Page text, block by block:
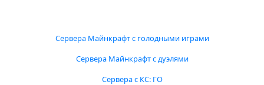
Сервера Майнкрафт с голодными играми
Сервера Майнкрафт с дуэлями
Сервера с КС: ГО